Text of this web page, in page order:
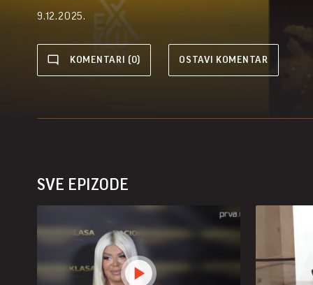
9.12.2025.
KOMENTARI (0) OSTAVI KOMENTAR
SVE EPIZODE